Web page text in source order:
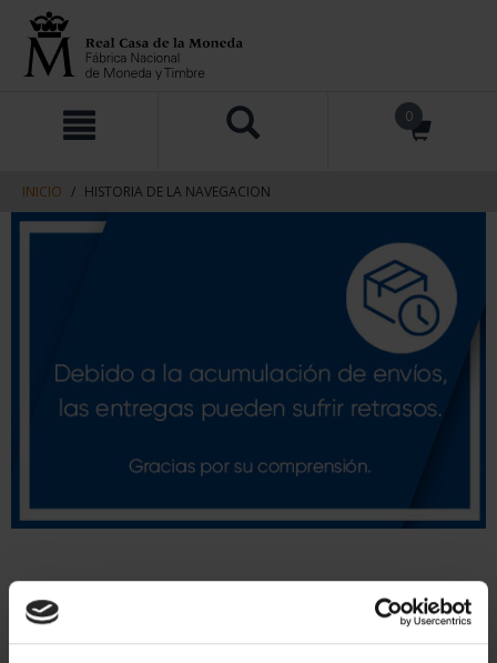
contenido
navegacin
0
INICIO HISTORIA DE LA NAVEGACION
Has buscado "historia de la
navegacion"